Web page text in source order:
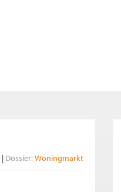
Dossier: Woningmarkt